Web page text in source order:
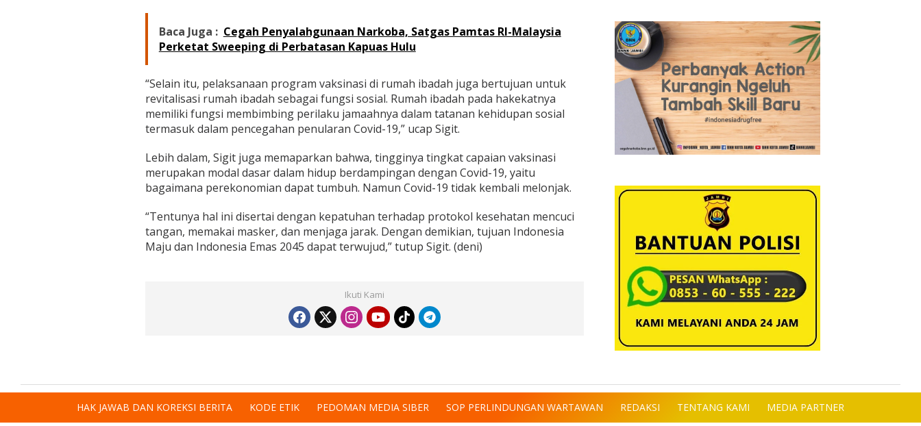
Baca Juga : Cegah Penyalahgunaan Narkoba, Satgas Pamtas RI-Malaysia
Perketat Sweeping di Perbatasan Kapuas Hulu
“Selain itu, pelaksanaan program vaksinasi di rumah ibadah juga bertujuan untuk
revitalisasi rumah ibadah sebagai fungsi sosial. Rumah ibadah pada hakekatnya
memiliki fungsi membimbing perilaku jamaahnya dalam tatanan kehidupan sosial
termasuk dalam pencegahan penularan Covid-19,” ucap Sigit.
Lebih dalam, Sigit juga memaparkan bahwa, tingginya tingkat capaian vaksinasi
merupakan modal dasar dalam hidup berdampingan dengan Covid-19, yaitu
bagaimana perekonomian dapat tumbuh. Namun Covid-19 tidak kembali melonjak.
“Tentunya hal ini disertai dengan kepatuhan terhadap protokol kesehatan mencuci
tangan, memakai masker, dan menjaga jarak. Dengan demikian, tujuan Indonesia
Maju dan Indonesia Emas 2045 dapat terwujud,” tutup Sigit. (deni)
Ikuti Kami
HAK JAWAB DAN KOREKSI BERITA KODE ETIK PEDOMAN MEDIA SIBER SOP PERLINDUNGAN WARTAWAN REDAKSI TENTANG KAMI MEDIA PARTNER